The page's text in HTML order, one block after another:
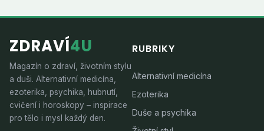
ZDRAVÍ4U
Magazín o zdraví, životním stylu
a duši. Alternativní medicína,
ezoterika, psychika, hubnutí,
cvičení i horoskopy – inspirace
pro tělo i mysl každý den.
RUBRIKY
Alternativní medicína
Ezoterika
Duše a psychika